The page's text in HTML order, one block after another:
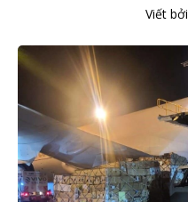
Viết bởi